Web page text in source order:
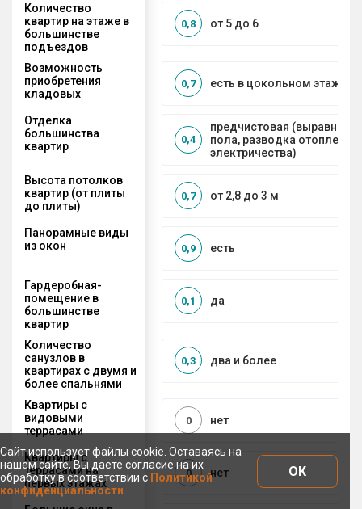
Количество
квартир на этаже в
большинстве
подъездов
от 5 до 6
0,8
Возможность
приобретения
кладовых
есть в цокольном этаже
0,7
Отделка
большинства
квартир
предчистовая
пола, разводка отопления
электричества)
0,4
Высота потолков
квартир (от плиты
до плиты)
от 2,8 до 3 м
0,7
Панорамные виды
из окон
есть
0,9
Гардеробная-
помещение в
большинстве
квартир
да
0,1
Количество
санузлов в
квартирах с двумя и
более спальнями
два и более
0,3
Квартиры с
видовыми
террасами
нет
0
Квартиры с
террасами на
первых этажах
нет
0
Сайт использует файлы cookie. Оставаясь на
нашем сайте, Вы даете согласие на их
обработку в соответствии с Политикой
конфиденциальности
ОК